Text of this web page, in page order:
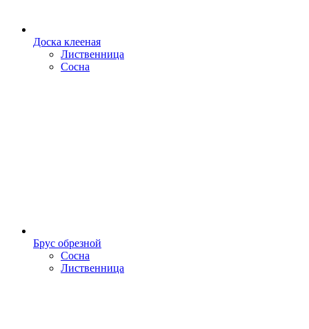
Доска клееная
Лиственница
Сосна
Брус обрезной
Сосна
Лиственница